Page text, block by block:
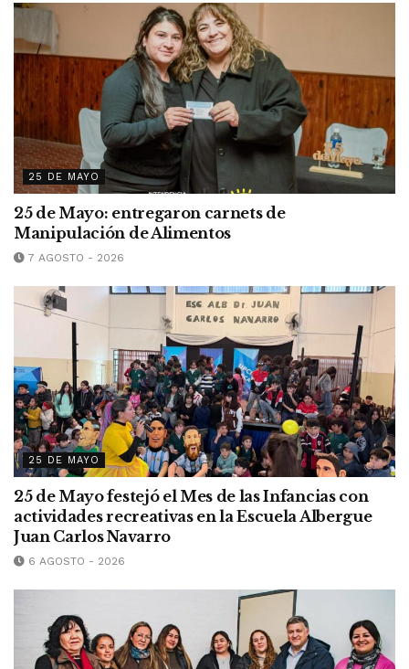
25 DE MAYO
25 de Mayo: entregaron carnets de
Manipulación de Alimentos
7 AGOSTO - 2026
25 DE MAYO
25 de Mayo festejó el Mes de las Infancias con
actividades recreativas en la Escuela Albergue
Juan Carlos Navarro
6 AGOSTO - 2026